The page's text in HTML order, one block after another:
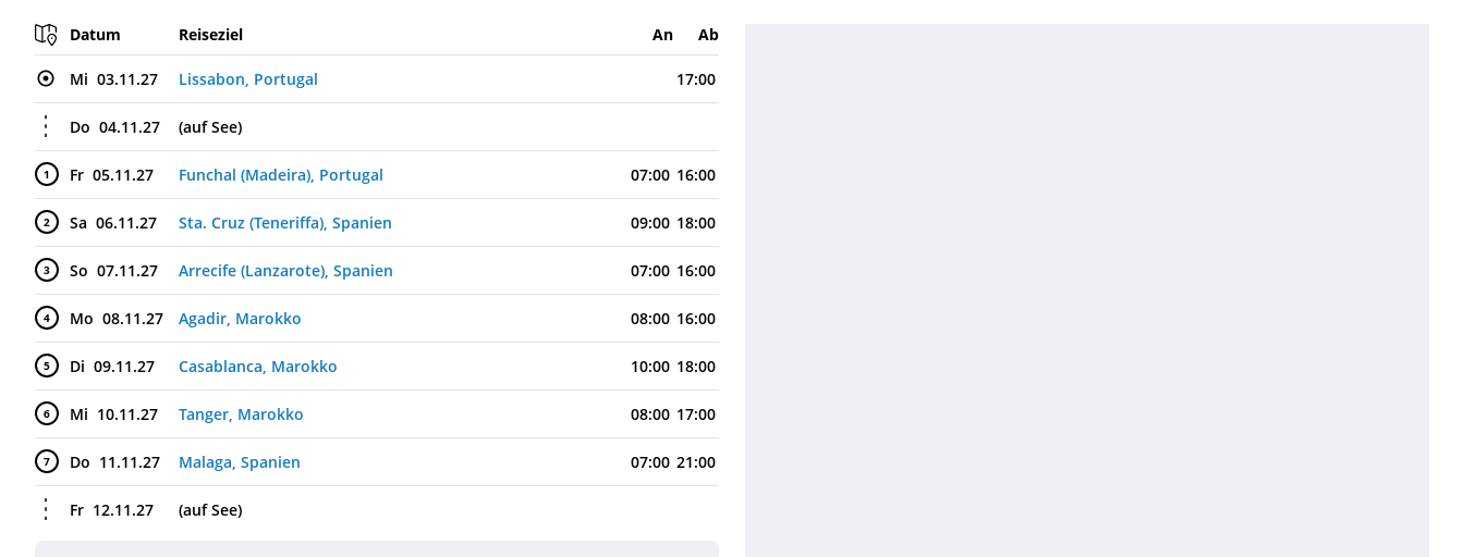
Ihre Route
Datum Reiseziel An Ab
Mi 03.11.27 Lissabon, Portugal 17:00
Do 04.11.27 (auf See)
1 Fr 05.11.27 Funchal (Madeira), Portugal 07:00 16:00
2 Sa 06.11.27 Sta. Cruz (Teneriffa), Spanien 09:00 18:00
3 So 07.11.27 Arrecife (Lanzarote), Spanien 07:00 16:00
4 Mo 08.11.27 Agadir, Marokko 08:00 16:00
5 Di 09.11.27 Casablanca, Marokko 10:00 18:00
6 Mi 10.11.27 Tanger, Marokko 08:00 17:00
7 Do 11.11.27 Malaga, Spanien 07:00 21:00
Fr 12.11.27 (auf See)